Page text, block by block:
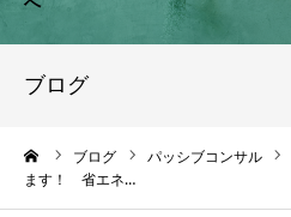
ブログ
ブログ パッシブコンサル
ます！ 省エネ…
NEWS